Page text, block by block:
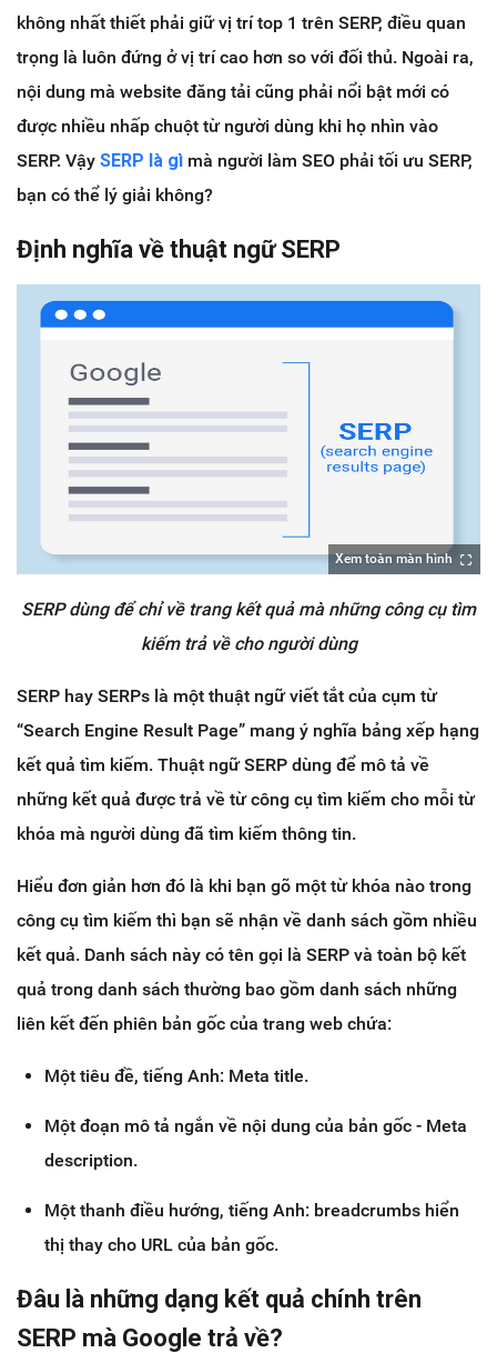
không nhất thiết phải giữ vị trí top 1 trên SERP, điều quan
trọng là luôn đứng ở vị trí cao hơn so với đối thủ. Ngoài ra,
nội dung mà website đăng tải cũng phải nổi bật mới có
được nhiều nhấp chuột từ người dùng khi họ nhìn vào
SERP. Vậy SERP là gì mà người làm SEO phải tối ưu SERP,
bạn có thể lý giải không?
Định nghĩa về thuật ngữ SERP
Xem toàn màn hình
SERP dùng để chỉ về trang kết quả mà những công cụ tìm
kiếm trả về cho người dùng
SERP hay SERPs là một thuật ngữ viết tắt của cụm từ
“Search Engine Result Page” mang ý nghĩa bảng xếp hạng
kết quả tìm kiếm. Thuật ngữ SERP dùng để mô tả về
những kết quả được trả về từ công cụ tìm kiếm cho mỗi từ
khóa mà người dùng đã tìm kiếm thông tin.
Hiểu đơn giản hơn đó là khi bạn gõ một từ khóa nào trong
công cụ tìm kiếm thì bạn sẽ nhận về danh sách gồm nhiều
kết quả. Danh sách này có tên gọi là SERP và toàn bộ kết
quả trong danh sách thường bao gồm danh sách những
liên kết đến phiên bản gốc của trang web chứa:
Một tiêu đề, tiếng Anh: Meta title.
Một đoạn mô tả ngắn về nội dung của bản gốc - Meta
description.
Một thanh điều hướng, tiếng Anh: breadcrumbs hiển
thị thay cho URL của bản gốc.
Đâu là những dạng kết quả chính trên
SERP mà Google trả về?